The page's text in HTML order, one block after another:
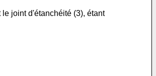
joint d'étanchéité (3), étant